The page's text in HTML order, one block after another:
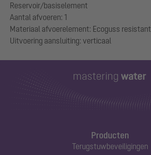
Reservoir/basiselement
Aantal afvoeren: 1
Materiaal afvoerelement: Ecoguss resistant
Producten
Terugstuwbeveiligingen